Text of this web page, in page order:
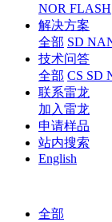
NOR FLASH
解决方案
全部 SD
技术问答
全部 CS SD
联系雷龙
加入雷龙
申请样品
站内搜索
English
全部